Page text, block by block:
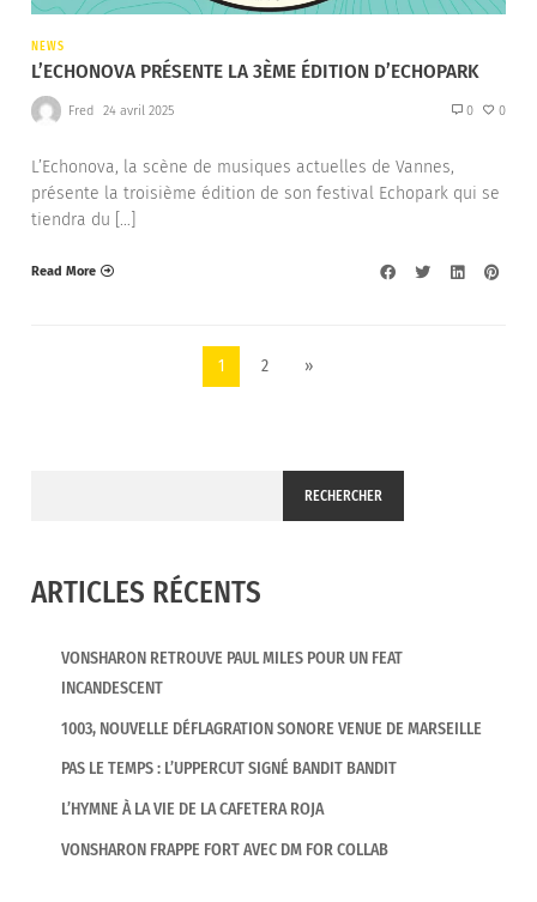
NEWS
L’ECHONOVA PRÉSENTE LA 3ÈME ÉDITION D’ECHOPARK
Fred 24 avril 2025 0 0
L’Echonova, la scène de musiques actuelles de Vannes,
présente la troisième édition de son festival Echopark qui se
tiendra du […]
Read More
1 2 »
RECHERCHER
ARTICLES RÉCENTS
VONSHARON RETROUVE PAUL MILES POUR UN FEAT
INCANDESCENT
1003, NOUVELLE DÉFLAGRATION SONORE VENUE DE MARSEILLE
PAS LE TEMPS : L’UPPERCUT SIGNÉ BANDIT BANDIT
L’HYMNE À LA VIE DE LA CAFETERA ROJA
VONSHARON FRAPPE FORT AVEC DM FOR COLLAB